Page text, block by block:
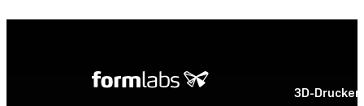
3D-Drucker